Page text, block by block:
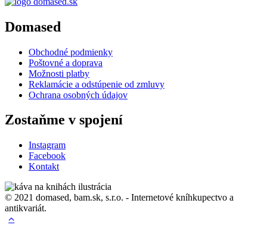
Domased
Obchodné podmienky
Poštovné a doprava
Možnosti platby
Reklamácie a odstúpenie od zmluvy
Ochrana osobných údajov
Zostaňme v spojení
Instagram
Facebook
Kontakt
© 2021 domased, bam.sk, s.r.o. - Internetové kníhkupectvo a
antikvariát.